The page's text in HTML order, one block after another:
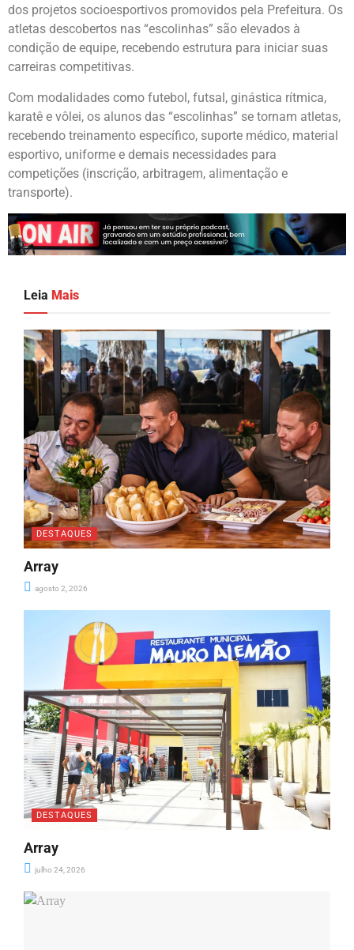
dos projetos socioesportivos promovidos pela Prefeitura. Os
atletas descobertos nas “escolinhas” são elevados à
condição de equipe, recebendo estrutura para iniciar suas
carreiras competitivas.
Com modalidades como futebol, futsal, ginástica rítmica,
karatê e vôlei, os alunos das “escolinhas” se tornam atletas,
recebendo treinamento específico, suporte médico, material
esportivo, uniforme e demais necessidades para
competições (inscrição, arbitragem, alimentação e
transporte).
Leia Mais
DESTAQUES
Array
agosto 2, 2026
DESTAQUES
Array
julho 24, 2026